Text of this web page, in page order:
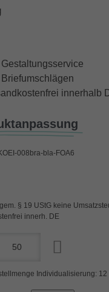
Gestaltungsservice
Briefumschlägen
innerhalb
008bra-bla-FOA6
§ 19 UStG keine
innerh. DE
Individualisierung: 12